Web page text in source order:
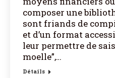
composer une
sont friands de
et d’un format
leur permettre de
moelle”,…
Détails